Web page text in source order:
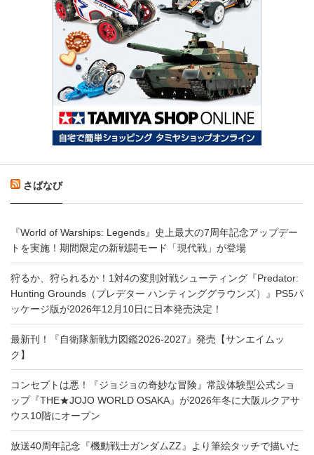
さばなび
『World of Warships: Legends』史上最大の7周年記念アップデー
トを実施！期間限定の新戦闘モード「現代戦」が登場
狩るか、狩られるか！1対4の変則対戦シューティング『Predator:
Hunting Grounds（プレデター ハンティンググラウンズ）』PS5パ
ッケージ版が2026年12月10日に日本発売決定！
最新刊！『自衛隊新戦力図鑑2026-2027』発売【サンエイムッ
ク】
コンセプトは悪！『ジョジョの奇妙な冒険』常設体験型公式ショ
ップ『THE★JOJO WORLD OSAKA』が2026年冬に大阪ルクアサ
ウス10階にオープン
放送40周年記念『機動戦士ガンダムZZ』より筆絵タッチで描いた